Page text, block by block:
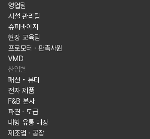
영업팀
시설 관리팀
슈퍼바이저
현장 교육팀
프로모터 · 판촉사원
VMD
산업별
패션 • 뷰티
전자 제품
F&B 본사
파견 · 도급
대형 유통 매장
제조업 · 공장